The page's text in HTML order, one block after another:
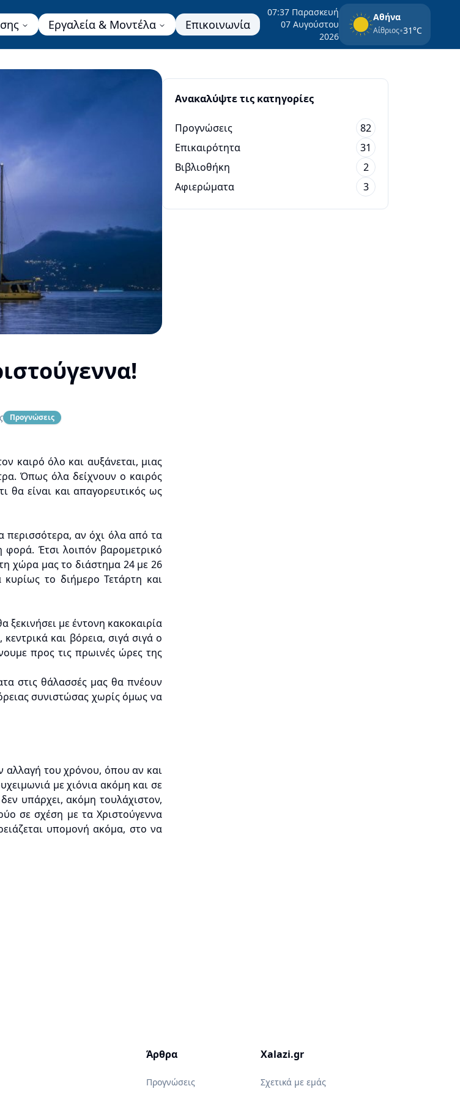
Εργαλεία & Μοντέλα Επικοινωνία
07:37 Παρασκευή
07 Αυγούστου
2026
Αθήνα
Αίθριος•31°C
Προγνώσεις
καιρό όλο και αυξάνεται, μιας
Όπως όλα δείχνουν ο καιρός
θα είναι και απαγορευτικός ως
αν όχι όλα από τα
Έτσι λοιπόν βαρομετρικό
χώρα μας το διάστημα 24 με 26
το διήμερο Τετάρτη και
ξεκινήσει με έντονη κακοκαιρία
και βόρεια, σιγά σιγά ο
προς τις πρωινές ώρες της
στις θάλασσές μας θα πνέουν
συνιστώσας χωρίς όμως να
αλλαγή του χρόνου, όπου αν και
με χιόνια ακόμη και σε
υπάρχει, ακόμη τουλάχιστον,
σε σχέση με τα Χριστούγεννα
υπομονή ακόμα, στο να
Ανακαλύψτε τις κατηγορίες
Προγνώσεις
82
Επικαιρότητα
31
Βιβλιοθήκη
2
Αφιερώματα
3
Άρθρα
Προγνώσεις
Xalazi.gr
Σχετικά με εμάς